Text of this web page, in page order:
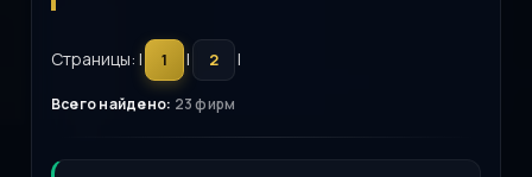
Страницы: | 1 | 2 |
Всего найдено: 23 фирм